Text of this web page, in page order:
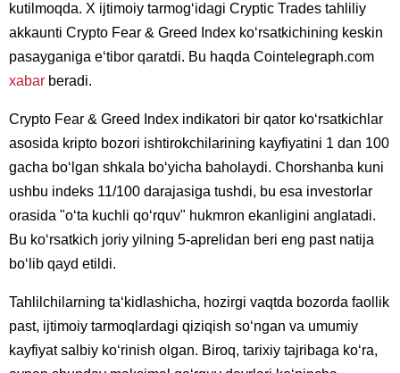
kutilmoqda. X ijtimoiy tarmogʻidagi Cryptic Trades tahliliy
akkaunti Crypto Fear & Greed Index koʻrsatkichining keskin
pasayganiga eʻtibor qaratdi. Bu haqda Cointelegraph.com
xabar beradi.
Crypto Fear & Greed Index indikatori bir qator koʻrsatkichlar
asosida kripto bozori ishtirokchilarining kayfiyatini 1 dan 100
gacha boʻlgan shkala boʻyicha baholaydi. Chorshanba kuni
ushbu indeks 11/100 darajasiga tushdi, bu esa investorlar
orasida "oʻta kuchli qoʻrquv" hukmron ekanligini anglatadi.
Bu koʻrsatkich joriy yilning 5-aprelidan beri eng past natija
boʻlib qayd etildi.
Tahlilchilarning taʻkidlashicha, hozirgi vaqtda bozorda faollik
past, ijtimoiy tarmoqlardagi qiziqish soʻngan va umumiy
kayfiyat salbiy koʻrinish olgan. Biroq, tarixiy tajribaga koʻra,